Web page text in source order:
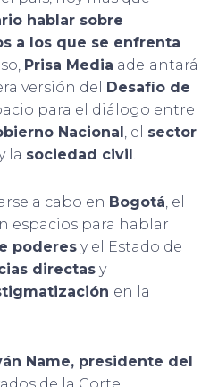
hablar sobre
a los que se enfrenta
Prisa Media adelantará
versión del
Desafío de
para el diálogo entre
Nacional , el sector
la sociedad civil .
a cabo en Bogotá, el
espacios para hablar
poderes y el Estado de
directas y
en la
Name, presidente del